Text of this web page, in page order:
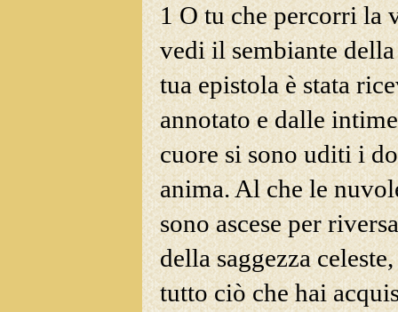
1 O tu che percorri la
vedi il sembiante
tua epistola è stata
annotato e dalle
cuore si sono uditi i
anima. Al che le
sono ascese per
della saggezza
tutto ciò che hai